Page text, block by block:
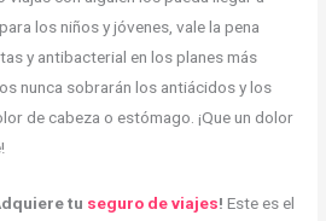
los niños y jóvenes, vale la pena
y antibacterial en los planes más
nunca sobrarán los antiácidos y los
de cabeza o estómago. ¡Que un dolor
tu seguro de viajes! Este es el